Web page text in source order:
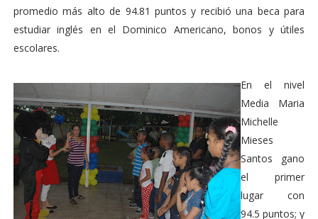
promedio más alto de 94.81 puntos y recibió una beca para
estudiar inglés en el Dominico Americano, bonos y útiles
escolares.
En el nivel
Media Maria
Michelle
Mieses
Santos gano
el primer
lugar con
94.5 puntos; y